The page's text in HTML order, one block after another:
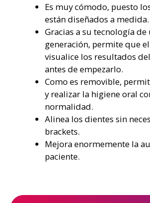
Es muy cómodo, puesto
están diseñados a medida.
Gracias a su tecnología
generación, permite que
visualice los resultados
antes de empezarlo.
Como es removible,
y realizar la higiene oral
normalidad.
Alinea los dientes sin
brackets.
Mejora enormemente la
paciente.